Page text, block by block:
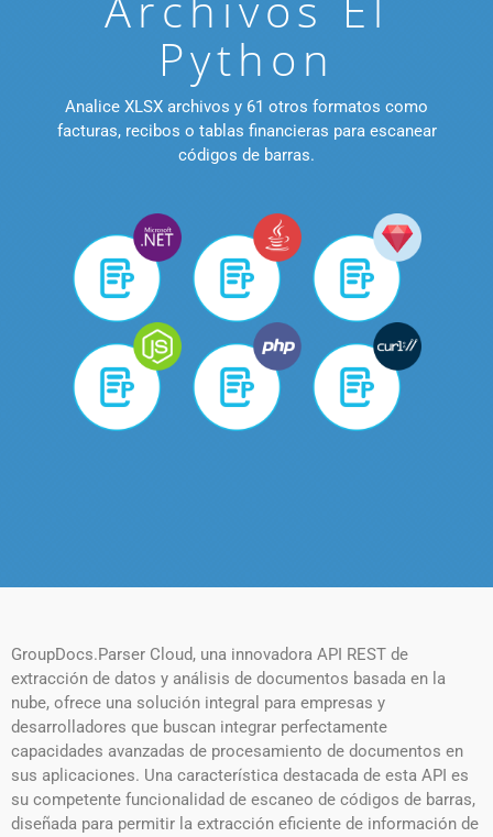
Python
Analice XLSX archivos y 61 otros formatos como
facturas, recibos o tablas financieras para escanear
códigos de barras.
GroupDocs.Parser Cloud, una innovadora API REST de
extracción de datos y análisis de documentos basada en la
nube, ofrece una solución integral para empresas y
desarrolladores que buscan integrar perfectamente
capacidades avanzadas de procesamiento de documentos en
sus aplicaciones. Una característica destacada de esta API es
su competente funcionalidad de escaneo de códigos de barras,
diseñada para permitir la extracción eficiente de información de